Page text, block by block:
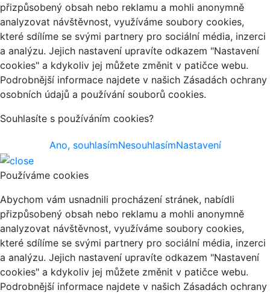
přizpůsobený obsah nebo reklamu a mohli anonymně
analyzovat návštěvnost, využíváme soubory cookies,
které sdílíme se svými partnery pro sociální média, inzerci
a analýzu. Jejich nastavení upravíte odkazem "Nastavení
cookies" a kdykoliv jej můžete změnit v patičce webu.
Podrobnější informace najdete v našich Zásadách ochrany
osobních údajů a používání souborů cookies.
Souhlasíte s používáním cookies?
Ano, souhlasímNesouhlasímNastavení
Používáme cookies
Abychom vám usnadnili procházení stránek, nabídli
přizpůsobený obsah nebo reklamu a mohli anonymně
analyzovat návštěvnost, využíváme soubory cookies,
které sdílíme se svými partnery pro sociální média, inzerci
a analýzu. Jejich nastavení upravíte odkazem "Nastavení
cookies" a kdykoliv jej můžete změnit v patičce webu.
Podrobnější informace najdete v našich Zásadách ochrany